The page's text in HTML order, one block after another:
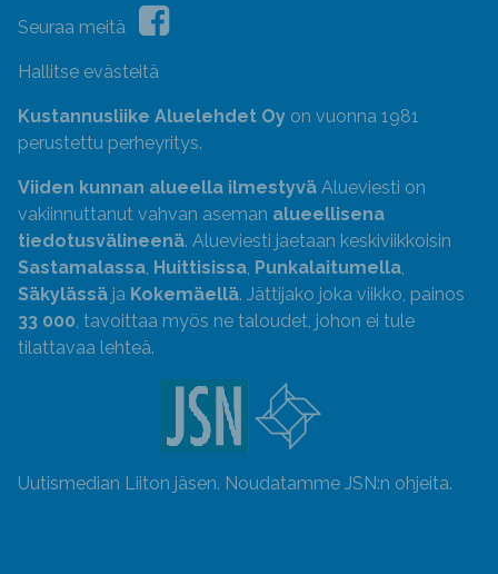
Seuraa meitä
Hallitse evästeitä
Kustannusliike Aluelehdet Oy on vuonna 1981
perustettu perheyritys.
Viiden kunnan alueella ilmestyvä Alueviesti on
vakiinnuttanut vahvan aseman alueellisena
tiedotusvälineenä. Alueviesti jaetaan keskiviikkoisin
Sastamalassa Huittisissa Punkalaitumella
Säkylässä ja Kokemäellä. Jättijako joka viikko, painos
33 000 , tavoittaa myös ne taloudet, johon ei tule
tilattavaa lehteä.
Uutismedian Liiton jäsen. Noudatamme JSN:n ohjeita.